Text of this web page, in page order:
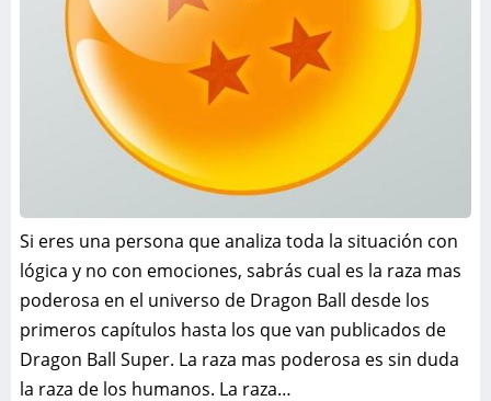
Si eres una persona que analiza toda la situación con
lógica y no con emociones, sabrás cual es la raza mas
poderosa en el universo de Dragon Ball desde los
primeros capítulos hasta los que van publicados de
Dragon Ball Super. La raza mas poderosa es sin duda
la raza de los humanos. La raza…